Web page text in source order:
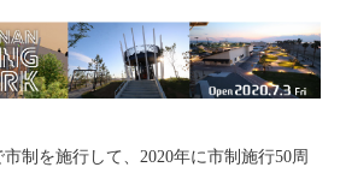
制を施行して、2020年に市制施行50周